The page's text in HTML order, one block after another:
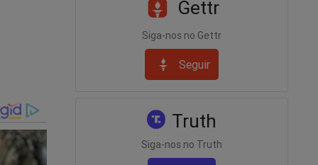
Gettr
Siga-nos no Gettr
Seguir
Truth
Siga-nos no Truth